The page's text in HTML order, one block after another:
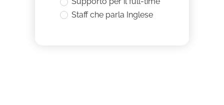
Staff che parla Inglese